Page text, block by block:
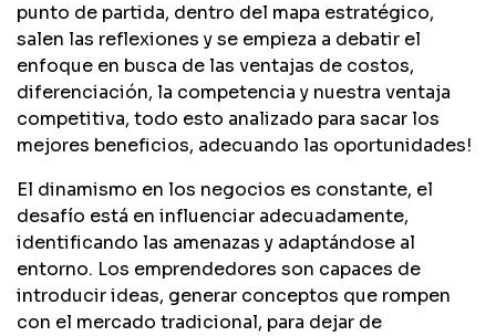
punto de partida, dentro del mapa estratégico,
salen las reflexiones y se empieza a debatir el
enfoque en busca de las ventajas de costos,
diferenciación, la competencia y nuestra ventaja
competitiva, todo esto analizado para sacar los
mejores beneficios, adecuando las oportunidades!
El dinamismo en los negocios es constante, el
desafío está en influenciar adecuadamente,
identificando las amenazas y adaptándose al
entorno. Los emprendedores son capaces de
introducir ideas, generar conceptos que rompen
con el mercado tradicional, para dejar de